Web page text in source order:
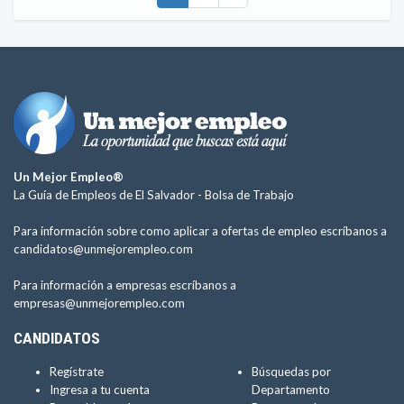
Un Mejor Empleo®
La Guía de Empleos de El Salvador - Bolsa de Trabajo
Para información sobre como aplicar a ofertas de empleo escríbanos a
candidatos@unmejorempleo.com
Para información a empresas escríbanos a
empresas@unmejorempleo.com
CANDIDATOS
Regístrate
Ingresa a tu cuenta
Búsquedas por
Departamento